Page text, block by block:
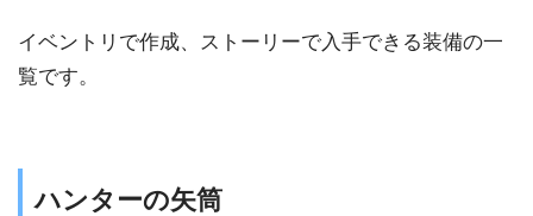
イベントリで作成、ストーリーで入手できる装備の一
覧です。
ハンターの矢筒